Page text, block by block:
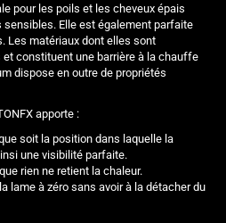
pour les poils et les cheveux épais
Elle est également parfaite
Les matériaux dont elles sont
constituent une barrière à la chauffe
dispose en outre de propriétés
apporte :
soit la position dans laquelle la
une visibilité parfaite.
rien ne retient la chaleur.
lame à zéro sans avoir à la détacher du